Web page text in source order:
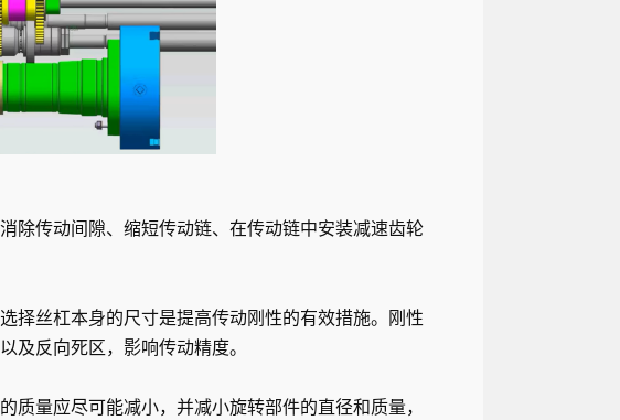
除传动间隙、缩短传动链、在传动链中安装减速齿轮
择丝杠本身的尺寸是提高传动刚性的有效措施。刚性
及反向死区，影响传动精度。
质量应尽可能减小，并减小旋转部件的直径和质量，